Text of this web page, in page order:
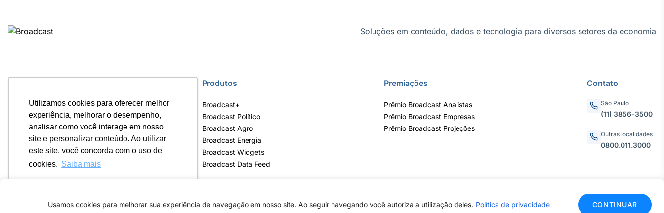
Utilizamos cookies para oferecer melhor
experiência, melhorar o desempenho,
analisar como você interage em nosso
site e personalizar conteúdo. Ao utilizar
este site, você concorda com o uso de
cookies. Saiba mais
Usamos cookies para melhorar sua experiência de navegação em nosso site. Ao seguir navegando você autoriza a utilização deles. Política de privacidade CONTINUAR
Soluções em conteúdo, dados e tecnologia para diversos setores da economia
Notícias
Termos de uso
Política de privacidade
Contrato Máster Terminal
Releases Broadcast
Produtos
Broadcast+
Broadcast Político
Broadcast Agro
Broadcast Energia
Broadcast Widgets
Broadcast Data Feed
Premiações
Prêmio Broadcast Analistas
Prêmio Broadcast Empresas
Prêmio Broadcast Projeções
Contato
São Paulo
(11) 3856-3500
Outras localidades
0800.011.3000
Av. Eng. Caetano Álvares, 55 - 3º e 6º andar, Bairro do Limão, São Paulo / SP, CEP 02598-900 - CNPJ: 62.652.961/0001-38